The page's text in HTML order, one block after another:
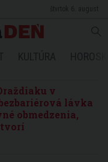
v
lávka
obmedzenia,